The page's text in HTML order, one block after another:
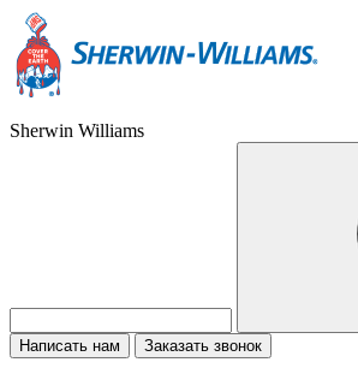
Sherwin Williams
Написать нам Заказать звонок